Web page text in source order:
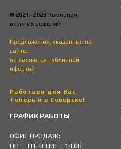
© 2021–2023 Компания
оконных решений
Предложения, указанные на
сайте,
не являются публичной
офертой
Работаем для Вас
Теперь и в Северске!
ГРАФИК РАБОТЫ
ОФИС ПРОДАЖ:
ПН — ПТ: 09.00 —18.00